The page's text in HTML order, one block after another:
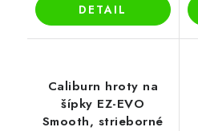
DETAIL
Caliburn hroty na
šípky EZ-EVO
Smooth, strieborné